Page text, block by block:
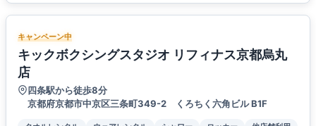
キャンペーン中
キックボクシングスタジオ リフィナス京都烏丸
店
四条駅から徒歩8分
京都府京都市中京区三条町349-2 くろちく六角ビル B1F